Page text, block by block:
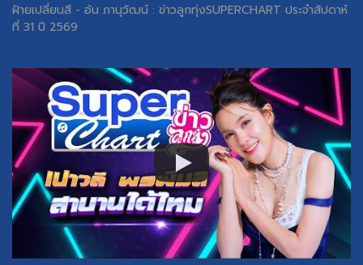
ฝ้ายเปลี่ยนสี - อ้น ภานุวัฒน์ : ข่าวลูกทุ่งSUPERCHART ประจำสัปดาห์
ที่ 31 ปี 2569